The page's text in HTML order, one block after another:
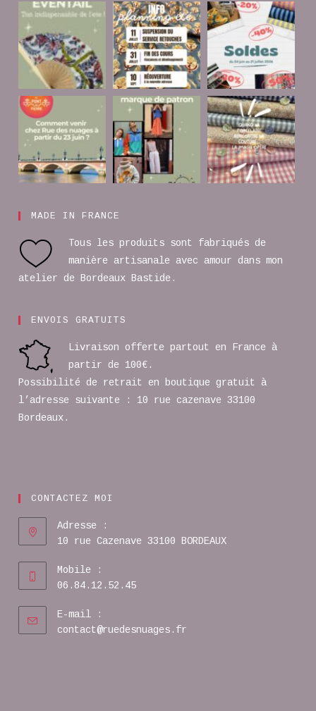
MADE IN FRANCE
Tous les produits sont fabriqués de
manière artisanale avec amour dans mon
atelier de Bordeaux Bastide.
ENVOIS GRATUITS
Livraison offerte partout en France à
partir de 100€.
Possibilité de retrait en boutique gratuit à
l’adresse suivante : 10 rue cazenave 33100
Bordeaux.
CONTACTEZ MOI
Adresse :
10 rue Cazenave 33100 BORDEAUX
Mobile :
06.84.12.52.45
E-mail :
contact@ruedesnuages.fr